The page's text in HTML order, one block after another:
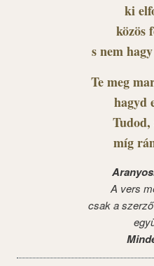
ki
közös
s nem
Te meg
hagyd
Tudod,
míg
A vers
csak a